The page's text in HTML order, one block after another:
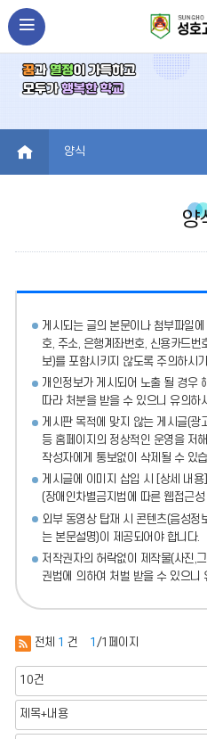
HOME 양식
양
게시되는 글의 본문이나 첨부파일에
호, 주소, 은행계좌번호, 신용카드
보)를 포함시키지 않도록 주의하시
개인정보가 게시되어 노출 될 경우
따라 처분을 받을 수 있으니 유의하
게시판 목적에 맞지 않는 게시글(광
등 홈페이지의 정상적인 운영을 저
작성자에게 통보없이 삭제될 수 있
게시글에 이미지 삽입 시 [상세 내
(장애인차별금지법에 따른 웹접근성
외부 동영상 탑재 시 콘텐츠(음성정
는 본문설명)이 제공되어야 합니다.
저작권자의 허락없이 제작물(사진,
권법에 의하여 처벌 받을 수 있으니
전체 1 건 1 /1페이지